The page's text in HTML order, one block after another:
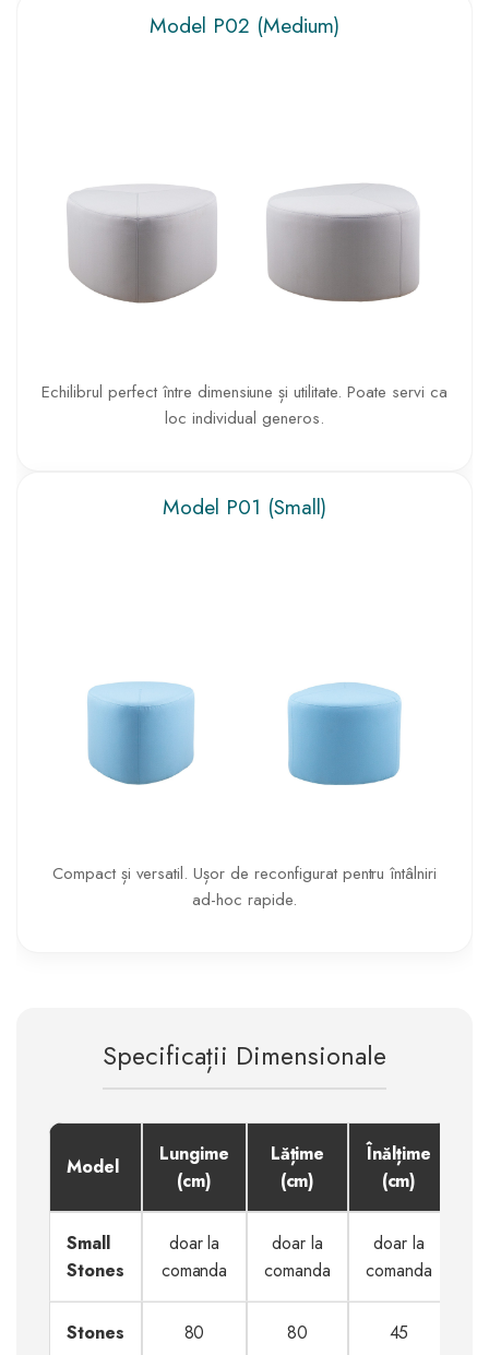
Model P02 (Medium)
Echilibrul perfect între dimensiune și utilitate. Poate servi ca
loc individual generos.
Model P01 (Small)
Compact și versatil. Ușor de reconfigurat pentru întâlniri
ad-hoc rapide.
Specificații Dimensionale
Model
Lungime
(cm)
Lățime
(cm)
Înălțime
(cm)
Small
Stones
doar la
comanda
doar la
comanda
doar la
comanda
Stones 80 80 45